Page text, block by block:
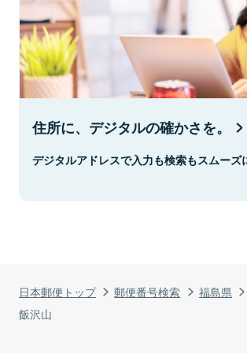
日本郵便トップ 郵便番号検索 福島県
飯沢山
住所に、デジタルの確かさを。
デジタルアドレスで入力も検索もスムーズ